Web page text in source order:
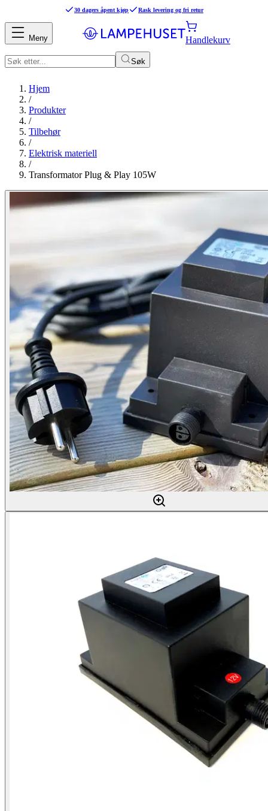
30 dagers åpent kjøp Rask levering og fri retur
Søk
Handlekurv
Meny
Hjem
/
Produkter
/
Tilbehør
/
Elektrisk materiell
/
Transformator Plug & Play 105W